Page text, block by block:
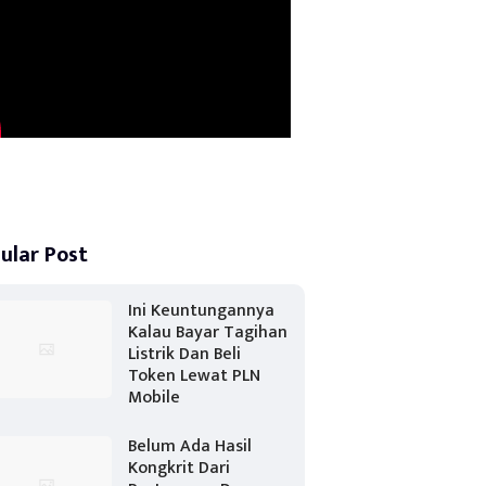
Post
Ini Keuntungannya
Kalau Bayar Tagihan
Listrik Dan Beli
Token Lewat PLN
Mobile
Belum Ada Hasil
Kongkrit Dari